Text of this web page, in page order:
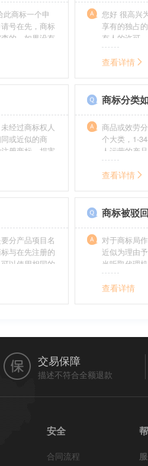
商标一个申
号在先，商标
的，如果没有
迟也不会提
您好 很高兴
享有的独占
有人的许可
的商标。2、
制造他人注
给他人注册
查看详情
经过商标权人
或近似的商
册商标，损害
需要承担侵权
。情节严重
商标分类
商品或效劳
个大类，1-
人运营的产
在分类表中
去，这就呈
无法全面的
查看详情
分产品项目名
与在先注册的
以使用相同的
商标被驳
对于商标局
近似为理由
当听取代理
最终决定是
利益（很多
查看详情
交易保障
描述不符合全额退款
安全
合同流程